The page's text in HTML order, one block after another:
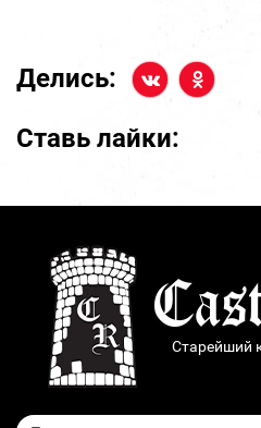
Делись:
Ставь лайки:
Старейший